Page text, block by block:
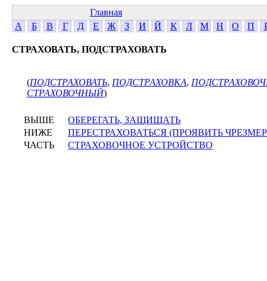
Главная
А
Б В Г Д Е Ж З И Й К Л М Н О П
СТРАХОВАТЬ, ПОДСТРАХОВАТЬ
(ПОДСТРАХОВАТЬ, ПОДСТРАХОВКА,
СТРАХОВОЧНЫЙ)
ВЫШЕ
ОБЕРЕГАТЬ, ЗАЩИЩАТЬ
НИЖЕ
ПЕРЕСТРАХОВАТЬСЯ (ПРОЯВИТЬ
ЧАСТЬ
СТРАХОВОЧНОЕ УСТРОЙСТВО